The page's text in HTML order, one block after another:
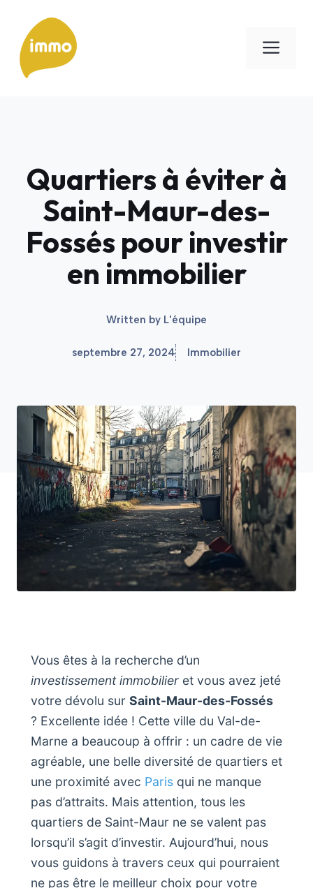
contenu
Quartiers à éviter à
Saint-Maur-des-
Fossés pour investir
en immobilier
Written by L'équipe
septembre 27, 2024 Immobilier
Vous êtes à la recherche d’un
investissement immobilier et vous avez jeté
votre dévolu sur Saint-Maur-des-Fossés
? Excellente idée ! Cette ville du Val-de-
Marne a beaucoup à offrir : un cadre de vie
agréable, une belle diversité de quartiers et
une proximité avec Paris qui ne manque
pas d’attraits. Mais attention, tous les
quartiers de Saint-Maur ne se valent pas
lorsqu’il s’agit d’investir. Aujourd’hui, nous
vous guidons à travers ceux qui pourraient
ne pas être le meilleur choix pour votre